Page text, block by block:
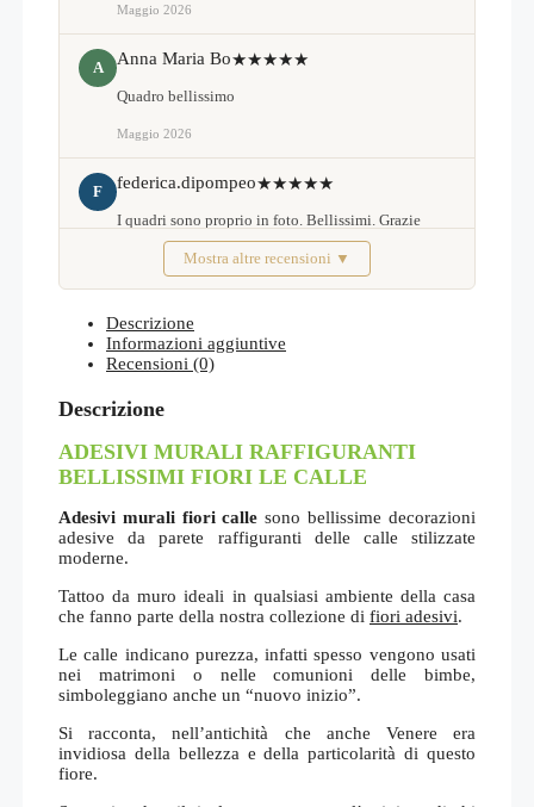
Maggio 2026
A Anna Maria Bo★★★★★
Quadro bellissimo
Maggio 2026
F federica.dipompeo★★★★★
I quadri sono proprio in foto. Bellissimi. Grazie
Febbraio 2026Mostra altre recensioni ▼
Descrizione
Informazioni aggiuntive
Recensioni (0)
Descrizione
ADESIVI MURALI RAFFIGURANTI
BELLISSIMI FIORI LE CALLE
Adesivi murali fiori calle sono bellissime decorazioni
adesive da parete raffiguranti delle calle stilizzate
moderne.
Tattoo da muro ideali in qualsiasi ambiente della casa
che fanno parte della nostra collezione di fiori adesivi.
Le calle indicano purezza, infatti spesso vengono usati
nei matrimoni o nelle comunioni delle bimbe,
simboleggiano anche un “nuovo inizio”.
Si racconta, nell’antichità che anche Venere era
invidiosa della bellezza e della particolarità di questo
fiore.